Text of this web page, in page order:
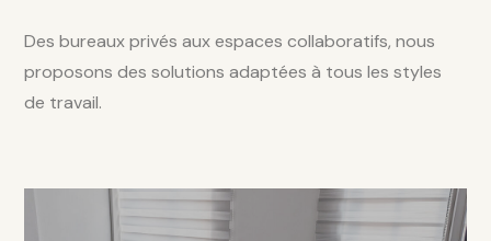
Des bureaux privés aux espaces collaboratifs, nous
proposons des solutions adaptées à tous les styles
de travail.